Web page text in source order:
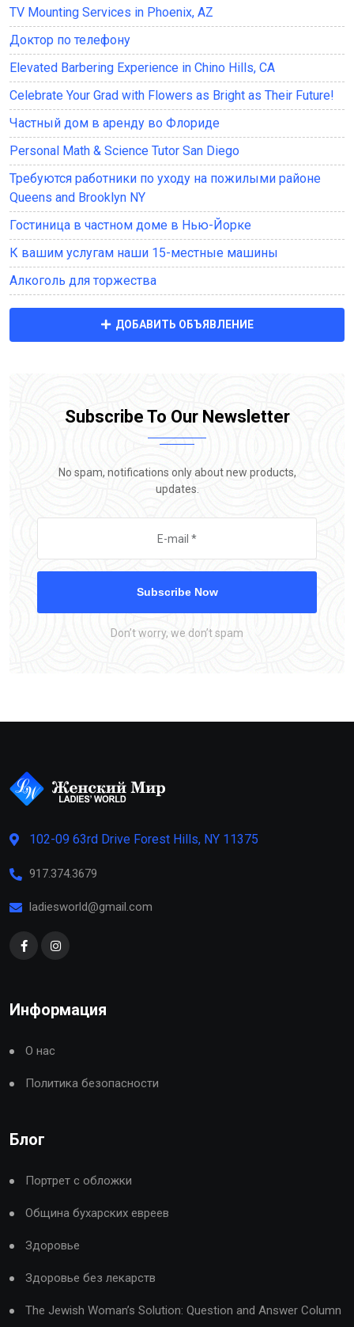
TV Mounting Services in Phoenix, AZ
Доктор по телефону
Elevated Barbering Experience in Chino Hills, CA
Celebrate Your Grad with Flowers as Bright as Their Future!
Частный дом в аренду во Флориде
Personal Math & Science Tutor San Diego
Требуются работники по уходу на пожилыми районе
Queens and Brooklyn NY
Гостиница в частном доме в Нью-Йорке
К вашим услугам наши 15-местные машины
Алкоголь для торжества
ДОБАВИТЬ ОБЪЯВЛЕНИЕ
Subscribe To Our Newsletter
No spam, notifications only about new products,
updates.
Subscribe Now
Don’t worry, we don’t spam
102-09 63rd Drive Forest Hills, NY 11375
917.374.3679
ladiesworld@gmail.com
Информация
О нас
Политика безопасности
Блог
Портрет с обложки
Община бухарских евреев
Здоровье
Здоровье без лекарств
The Jewish Woman’s Solution: Question and Answer Column